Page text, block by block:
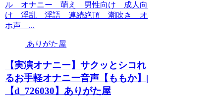
ル オナニー 萌え 男性向け 成人向
け 淫乱 淫語 連続絶頂 潮吹き オ
ホ声 ...
ありがた屋
【実演オナニー】サクッとシコれ
るお手軽オナニー音声【ももか】|
【d_726030】ありがた屋